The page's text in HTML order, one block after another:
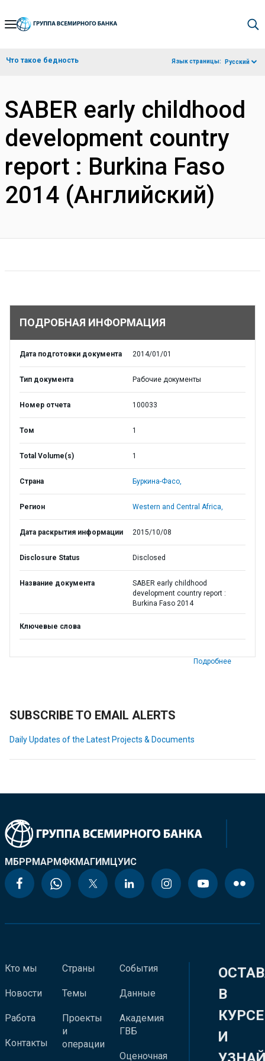
Skip
Navigation
Что такое бедность Язык страницы: Русский
SABER early childhood
development country
report : Burkina Faso
2014 (Английский)
ПОДРОБНАЯ ИНФОРМАЦИЯ
Дата подготовки документа 2014/01/01
Тип документа Рабочие документы
Номер отчета 100033
Том 1
Total Volume(s) 1
Страна Буркина-Фасо,
Регион Western and Central Africa,
Дата раскрытия информации 2015/10/08
Disclosure Status Disclosed
Название документа
SABER early childhood
development country report :
Burkina Faso 2014
Ключевые слова
Подробнее
SUBSCRIBE TO EMAIL ALERTS
Daily Updates of the Latest Projects & Documents
МБРРМАРМФКМАГИМЦУИС
Кто мы
Новости
Работа
Контакты
Страны
Темы
Проекты
и
операции
События
Данные
Академия
ГВБ
Оценочная
В
КУРСЕ
И